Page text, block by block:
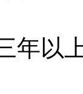
年以